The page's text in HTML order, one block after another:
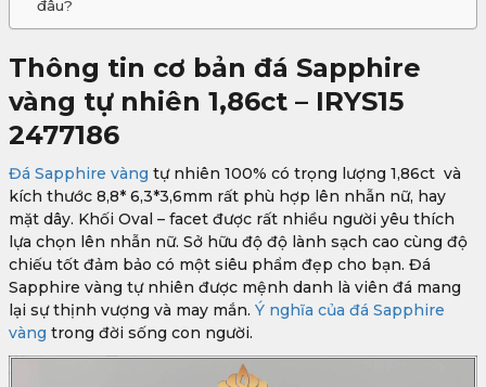
đâu?
Thông tin cơ bản đá Sapphire
vàng tự nhiên 1,86ct – IRYS15
2477186
Đá Sapphire vàng tự nhiên 100% có trọng lượng 1,86ct và
kích thước 8,8* 6,3*3,6mm rất phù hợp lên nhẫn nữ, hay
mặt dây. Khối Oval – facet được rất nhiều người yêu thích
lựa chọn lên nhẫn nữ. Sở hữu độ độ lành sạch cao cùng độ
chiếu tốt đảm bảo có một siêu phẩm đẹp cho bạn. Đá
Sapphire vàng tự nhiên được mệnh danh là viên đá mang
lại sự thịnh vượng và may mắn. Ý nghĩa của đá Sapphire
vàng trong đời sống con người.